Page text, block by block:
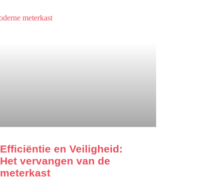
Efficiëntie en Veiligheid:
Het vervangen van de
meterkast